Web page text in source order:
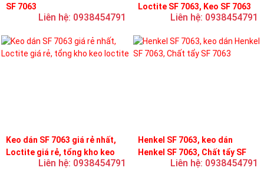
SF 7063
Liên hệ: 0938454791
Loctite SF 7063, Keo SF 7063
Liên hệ: 0938454791
Keo dán SF 7063 giá rẻ nhất,
Loctite giá rẻ, tổng kho keo
Liên hệ: 0938454791
Henkel SF 7063, keo dán
Henkel SF 7063, Chất tẩy SF
Liên hệ: 0938454791